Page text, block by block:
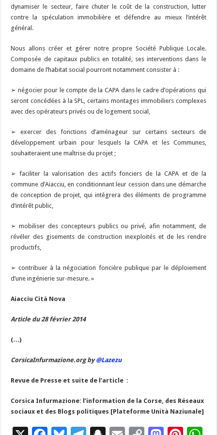
dynamiser le secteur, faire chuter le coût de la construction, lutter
contre la spéculation immobilière et défendre au mieux l’intérêt
général.
Nous allons créer et gérer notre propre Société Publique Locale.
Composée de capitaux publics en totalité, ses interventions dans le
domaine de l’habitat social pourront notamment consister à :
➢ négocier pour le compte de la CAPA dans le cadre d’opérations qui
seront concédées à la SPL, certains montages immobiliers complexes
avec des opérateurs privés ou de logement social,
➢ exercer des fonctions d’aménageur sur certains secteurs de
développement urbain pour lesquels la CAPA et les Communes,
souhaiteraient une maîtrise du projet ;
➢ faciliter la valorisation des actifs fonciers de la CAPA et de la
commune d’Aiacciu, en conditionnant leur cession dans une démarche
de conception de projet, qui intègrera des éléments de programme
d’intérêt public,
➢ mobiliser des concepteurs publics ou privé, afin notamment, de
révéler des gisements de construction inexploités et de les rendre
productifs,
➢ contribuer à la négociation foncière publique par le déploiement
d’une ingénierie sur-mesure. »
Aiacciu Cità Nova
Article du 28 février 2014
(…)
CorsicaInfurmazione.org by@Lazezu
Revue de Presse et suite de l’article :
Corsica Infurmazione: l’information de la Corse, des Réseaux
sociaux et des Blogs politiques [Plateforme Unità Naziunale]